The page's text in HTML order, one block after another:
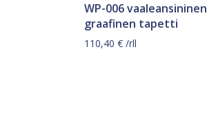
WP-006 vaaleansininen
graafinen tapetti
110,40 € /rll